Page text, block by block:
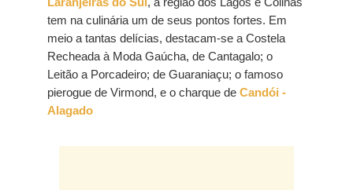
tem na culinária um de seus pontos fortes. Em
meio a tantas delícias, destacam-se a Costela
Recheada à Moda Gaúcha, de Cantagalo; o
Leitão a Porcadeiro; de Guaraniaçu; o famoso
pierogue de Virmond, e o charque de Candói -
Alagado